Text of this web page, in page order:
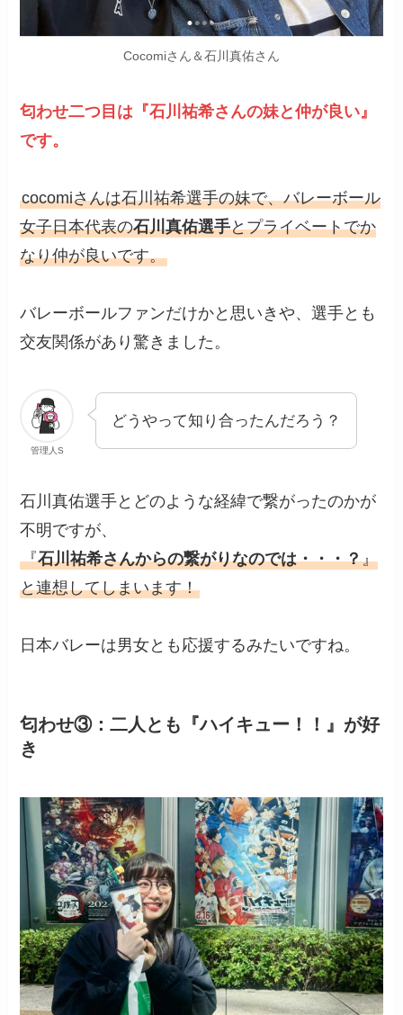
Cocomiさん＆石川真佑さん
匂わせ二つ目は『石川祐希さんの妹と仲が良い』
です。
cocomiさんは石川祐希選手の妹で、バレーボール
女子日本代表の石川真佑選手とプライベートでか
なり仲が良いです。
バレーボールファンだけかと思いきや、選手とも
交友関係があり驚きました。
管理人S
どうやって知り合ったんだろう？
石川真佑選手とどのような経緯で繋がったのかが
不明ですが、
『石川祐希さんからの繋がりなのでは・・・？』
と連想してしまいます！
日本バレーは男女とも応援するみたいですね。
匂わせ③：二人とも『ハイキュー！！』が好
き